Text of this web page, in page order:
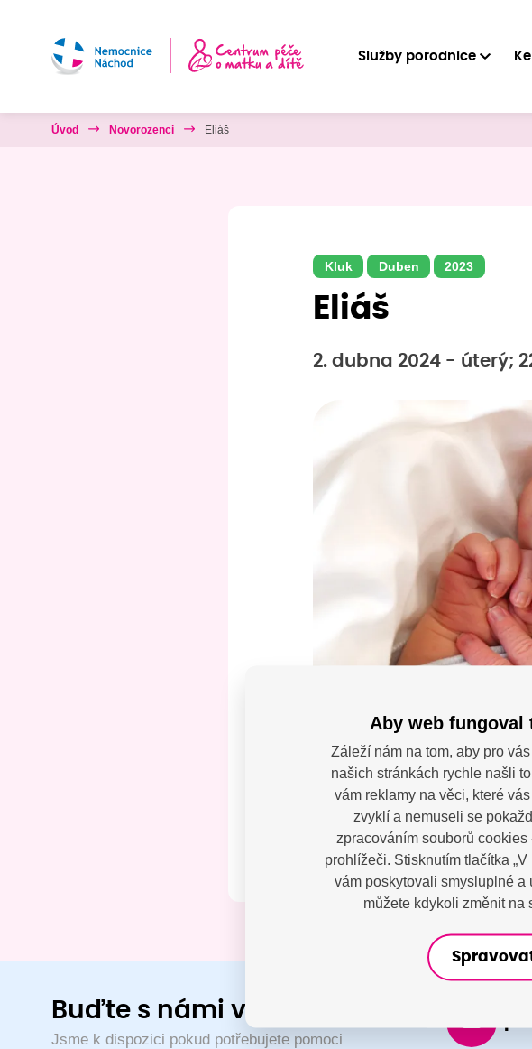
Služby porodnice
Úvod Novorozenci Eliáš
Kluk Duben 2023
Eliáš
2. dubna 2024 - úterý;
Máte dotazy?
Kontaktujte nás
Buďte s námi v kontaktu
Jsme k dispozici pokud potřebujete pomoci
Aby web fungoval
Záleží nám na tom, aby pro
našich stránkách rychle našli
vám reklamy na věci, které
zvyklí a nemuseli se
zpracováním souborů
prohlížeči. Stisknutím tlačítka
vám poskytovali smysluplné
můžete kdykoli změnit na